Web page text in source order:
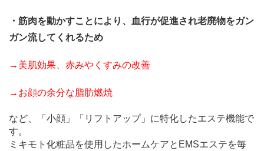
・筋肉を動かすことにより、血行が促進され老廃物をガン
ガン流してくれるため
→美肌効果、赤みやくすみの改善
→お顔の余分な脂肪燃焼
など、「小顔」「リフトアップ」に特化したエステ機能で
す。
ミキモト化粧品を使用したホームケアとEMSエステを毎